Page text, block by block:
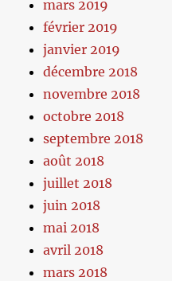
mars 2019
février 2019
janvier 2019
décembre 2018
novembre 2018
octobre 2018
septembre 2018
août 2018
juillet 2018
juin 2018
mai 2018
avril 2018
mars 2018